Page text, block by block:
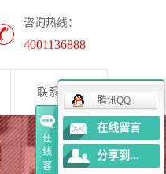
咨询热线：
4001136888
联系我们
在
线
客
腾讯QQ
在线留言
分享到...